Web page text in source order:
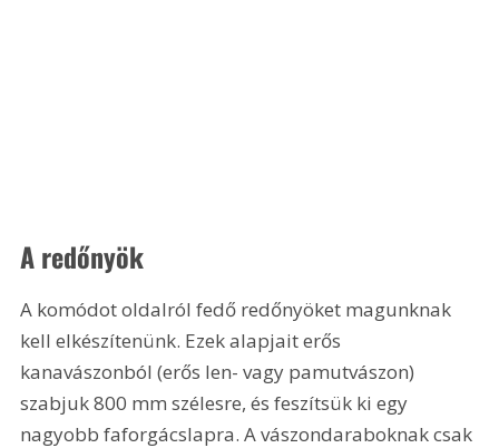
A redőnyök
A komódot oldalról fedő redőnyöket magunknak
kell elkészítenünk. Ezek alapjait erős
kanavászonból (erős len- vagy pamutvászon)
szabjuk 800 mm szélesre, és feszítsük ki egy
nagyobb faforgácslapra. A vászondaraboknak csak